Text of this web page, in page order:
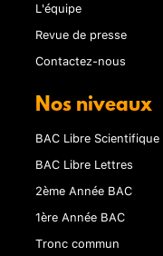
L'équipe
Revue de presse
Contactez-nous
Nos niveaux
BAC Libre Scientifique
BAC Libre Lettres
2ème Année BAC
1ère Année BAC
Tronc commun